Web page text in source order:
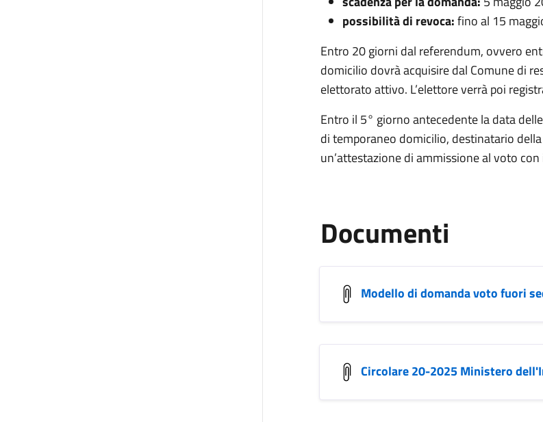
possibilità di revoca:fino al 15
Entro 20 giorni dal referendum, ovvero
domicilio dovrà acquisire dal Comune di
elettorato attivo. L’elettore verrà poi
Entro il 5° giorno antecedente la data
di temporaneo domicilio, destinatario
un’attestazione di ammissione al voto
Documenti
Modello di domanda voto fuori
Circolare 20-2025 Ministero